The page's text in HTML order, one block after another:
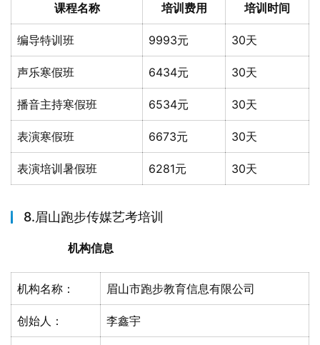
课程名称 培训费用 培训时间
编导特训班 9993元 30天
声乐寒假班 6434元 30天
播音主持寒假班 6534元 30天
表演寒假班 6673元 30天
表演培训暑假班 6281元 30天
8.眉山跑步传媒艺考培训
机构信息
机构名称： 眉山市跑步教育信息有限公司
创始人： 李鑫宇